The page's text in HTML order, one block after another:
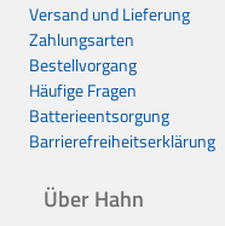
Versand und Lieferung
Zahlungsarten
Bestellvorgang
Häufige Fragen
Batterieentsorgung
Barrierefreiheitserklärung
Über Hahn